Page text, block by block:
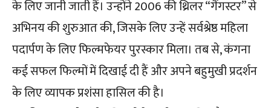
के लिए जानी जाती हैं। उन्होंने 2006 की थ्रिलर “गैंगस्टर” से
अभिनय की शुरुआत की, जिसके लिए उन्हें सर्वश्रेष्ठ महिला
पदार्पण के लिए फिल्मफेयर पुरस्कार मिला। तब से, कंगना
कई सफल फिल्मों में दिखाई दी हैं और अपने बहुमुखी प्रदर्शन
के लिए व्यापक प्रशंसा हासिल की है।